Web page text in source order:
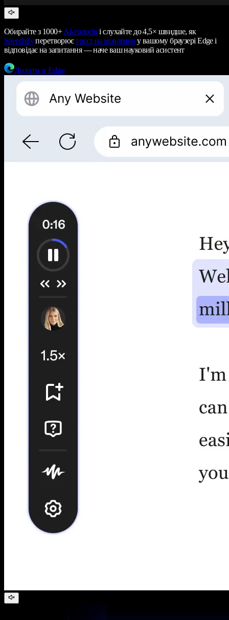
Обирайте з 1000+AI-голосів і слухайте до 4,5× швидше, як
Speechifyперетворюєтекст на мовленняу вашому браузері Edge і
відповідає на запитання — наче ваш науковий асистент
Додати в Edge